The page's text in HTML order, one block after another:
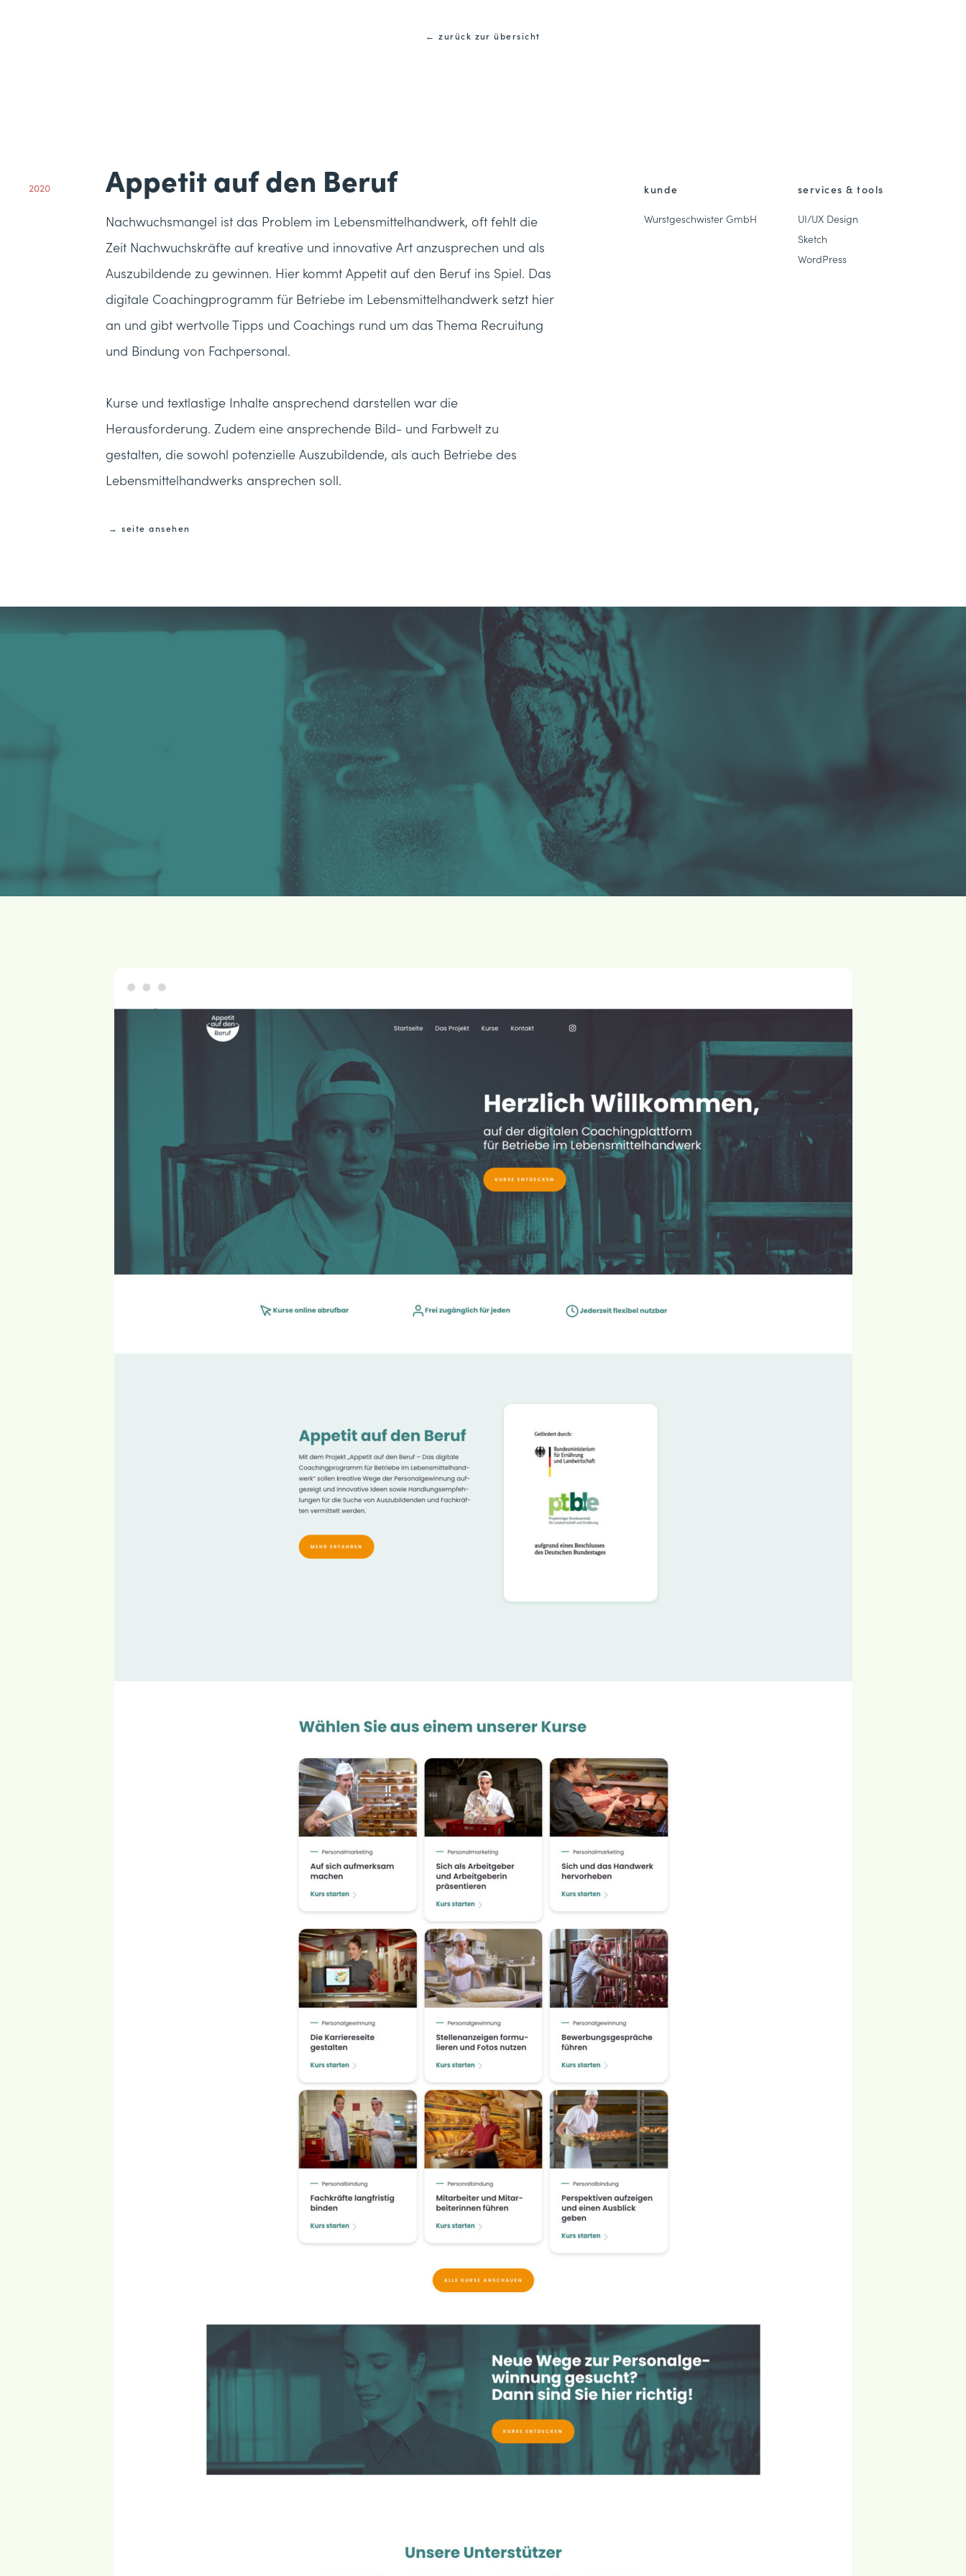
← zurück zur übersicht
2020 Appetit auf den Beruf
Nachwuchsmangel ist das Problem im Lebensmittelhandwerk, oft fehlt die
Zeit Nachwuchskräfte auf kreative und innovative Art anzusprechen und als
Auszubildende zu gewinnen. Hier kommt Appetit auf den Beruf ins Spiel. Das
digitale Coachingprogramm für Betriebe im Lebensmittelhandwerk setzt hier
an und gibt wertvolle Tipps und Coachings rund um das Thema Recruitung
und Bindung von Fachpersonal.
Kurse und textlastige Inhalte ansprechend darstellen war die
Herausforderung. Zudem eine ansprechende Bild- und Farbwelt zu
gestalten, die sowohl potenzielle Auszubildende, als auch Betriebe des
Lebensmittelhandwerks ansprechen soll.
→ seite ansehen
kunde
Wurstgeschwister GmbH
services & tools
UI/UX Design
Sketch
WordPress